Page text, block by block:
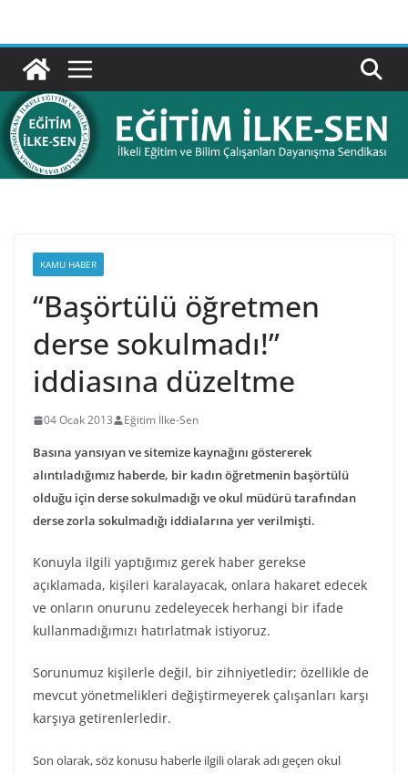
content
KAMU HABER
“Başörtülü öğretmen
derse sokulmadı!”
iddiasına düzeltme
04 Ocak 2013 Eğitim İlke-Sen
Basına yansıyan ve sitemize kaynağını göstererek
alıntıladığımız haberde, bir kadın öğretmenin başörtülü
olduğu için derse sokulmadığı ve okul müdürü tarafından
derse zorla sokulmadığı iddialarına yer verilmişti.
Konuyla ilgili yaptığımız gerek haber gerekse
açıklamada, kişileri karalayacak, onlara hakaret edecek
ve onların onurunu zedeleyecek herhangi bir ifade
kullanmadığımızı hatırlatmak istiyoruz.
Sorunumuz kişilerle değil, bir zihniyetledir; özellikle de
mevcut yönetmelikleri değiştirmeyerek çalışanları karşı
karşıya getirenlerledir.
Son olarak, söz konusu haberle ilgili olarak adı geçen okul